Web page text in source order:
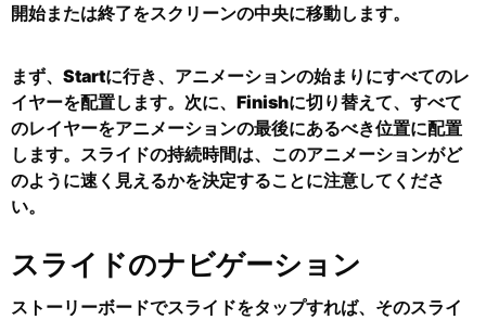
開始または終了をスクリーンの中央に移動します。
まず、 Startに行き、アニメーションの始まりにすべてのレ
イヤーを配置します。次に、 Finishに切り替えて、すべて
のレイヤーをアニメーションの最後にあるべき位置に配置
します。スライドの持続時間は、このアニメーションがど
のように速く見えるかを決定することに注意してくださ
い。
スライドのナビゲーション
ストーリーボードでスライドをタップすれば、そのスライ